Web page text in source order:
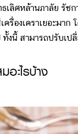
ลิศหล้านภาลัย รัชก
รื่องเคราเยอะมาก
ทั้งนี้ สามารถปรับเ
ะไรบ้าง